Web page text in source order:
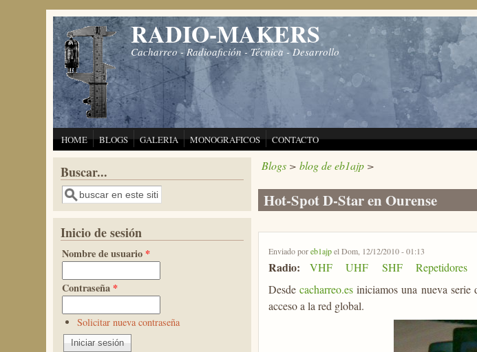
Pasar al contenido principal RADIO-MAKERS
Cacharreo - Radioafición - Técnica - Desarrollo
HOME BLOGS GALERIA MONOGRAFICOS CONTACTO
Blogs> blog de eb1ajp>
Hot-Spot D-Star en Ourense
Enviado poreb1ajpel Dom, 12/12/2010 - 01:13
Radio: VHF UHF SHF
Repetidores
Desde cacharreo.esiniciamos una nueva serie
acceso a la red global.
Buscar...
Buscar
Inicio de sesión
Nombre de usuario *
Contraseña *
Solicitar nueva contraseña